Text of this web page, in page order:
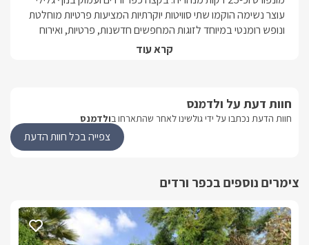
בסביבה ישנם מגוון יקבים, מחלבות, שווקים, פאבים וכן אטרקציות
פנים הסוויטה
עם שכבת לטקס לנוחות מושלמת.מכונת "נספרסו" עם מקציף
חלב להכנת אספרסו, הפוך, אייס-קפה ועוד.מתקן מים תמי 4,
קרא עוד
חוות דעת על ולדמנס
חוות הדעת נכתבו על ידי גולשינו לאחר שהתארחו בולדמנס
צפייה בכל חוות הדעת
צימרים נוספים בכפר ורדים